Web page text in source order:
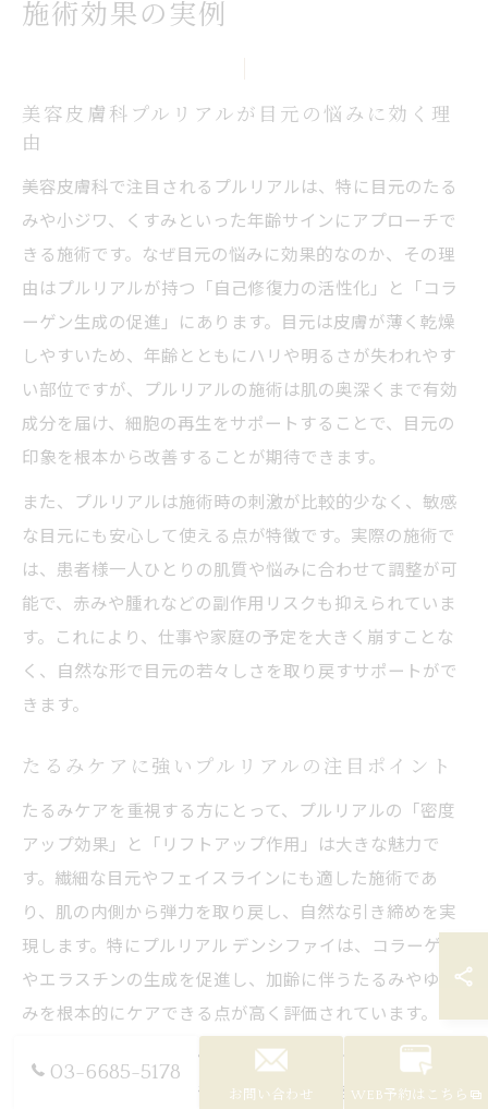
施術効果の実例
美容皮膚科プルリアルが目元の悩みに効く理
由
美容皮膚科で注目されるプルリアルは、特に目元のたる
みや小ジワ、くすみといった年齢サインにアプローチで
きる施術です。なぜ目元の悩みに効果的なのか、その理
由はプルリアルが持つ「自己修復力の活性化」と「コラ
ーゲン生成の促進」にあります。目元は皮膚が薄く乾燥
しやすいため、年齢とともにハリや明るさが失われやす
い部位ですが、プルリアルの施術は肌の奥深くまで有効
成分を届け、細胞の再生をサポートすることで、目元の
印象を根本から改善することが期待できます。
また、プルリアルは施術時の刺激が比較的少なく、敏感
な目元にも安心して使える点が特徴です。実際の施術で
は、患者様一人ひとりの肌質や悩みに合わせて調整が可
能で、赤みや腫れなどの副作用リスクも抑えられていま
す。これにより、仕事や家庭の予定を大きく崩すことな
く、自然な形で目元の若々しさを取り戻すサポートがで
きます。
たるみケアに強いプルリアルの注目ポイント
たるみケアを重視する方にとって、プルリアルの「密度
アップ効果」と「リフトアップ作用」は大きな魅力で
す。繊細な目元やフェイスラインにも適した施術であ
り、肌の内側から弾力を取り戻し、自然な引き締めを実
現します。特にプルリアル デンシファイは、コラーゲン
やエラスチンの生成を促進し、加齢に伴うたるみやゆる
みを根本的にケアできる点が高く評価されています。
施術後すぐに大きな変化を感じる方もいれば、数回の施
術を通して徐々にハリやリフト感が高まるケースもあり
03-6685-5178
お問い合わせ WEB予約はこちら